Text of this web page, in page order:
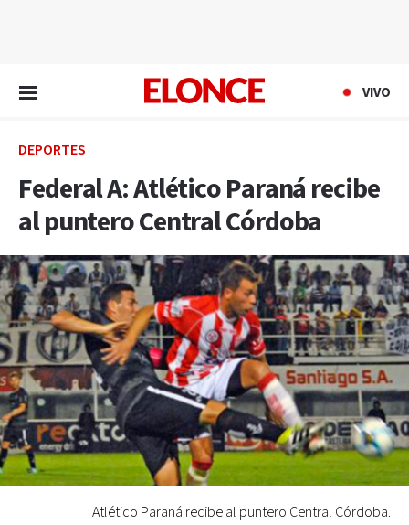
VIVO
DEPORTES
Federal A: Atlético Paraná recibe
al puntero Central Córdoba
Atlético Paraná recibe al puntero Central Córdoba.